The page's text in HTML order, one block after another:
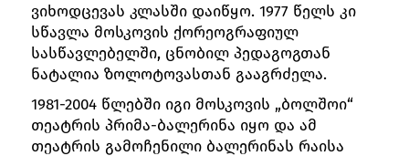
ვიხოდცევას კლასში დაიწყო. 1977 წელს კი
სწავლა მოსკოვის ქორეოგრაფიულ
სასწავლებელში, ცნობილ პედაგოგთან
ნატალია ზოლოტოვასთან გააგრძელა.
1981-2004 წლებში იგი მოსკოვის „ბოლშოი“
თეატრის პრიმა-ბალერინა იყო და ამ
თეატრის გამოჩენილი ბალერინას რაისა